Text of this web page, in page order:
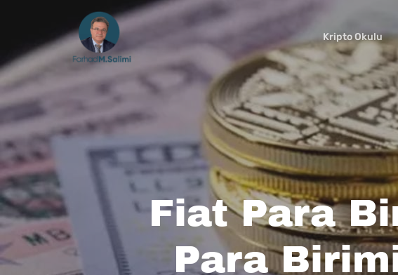
main
content
Kripto Okulu
Fiat Para
Para